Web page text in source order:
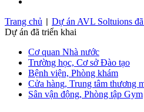
Trang chủ
Dự án AVL Soltuions
Dự án đã triển khai
Cơ quan Nhà nước
Trường học, Cơ sở Đào tạo
Bệnh viện, Phòng khám
Cửa hàng, Trung tâm thương
Sân vận động, Phòng tập Gym